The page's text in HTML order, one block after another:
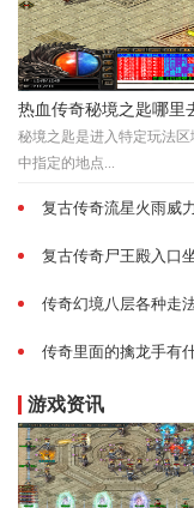
热血传奇秘境之匙哪里
秘境之匙是进入特定玩法
中指定的地点...
复古传奇流星火雨威
复古传奇尸王殿入口
传奇幻境八层各种走
传奇里面的擒龙手有
游戏资讯